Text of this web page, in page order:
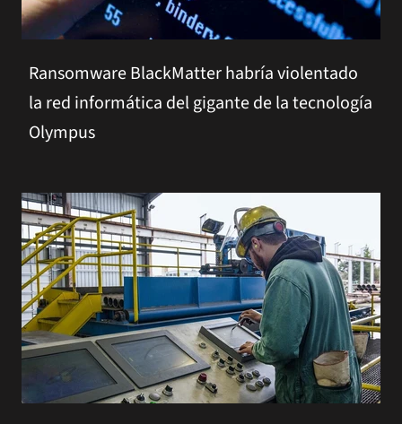
Ransomware BlackMatter habría violentado
la red informática del gigante de la tecnología
Olympus